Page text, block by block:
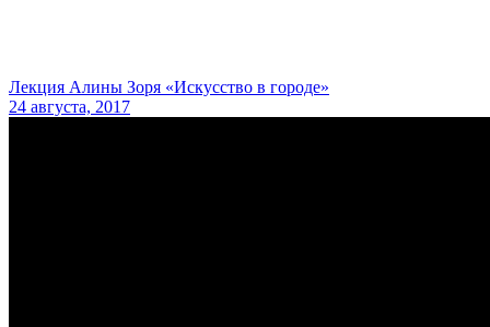
Лекция Алины Зоря «Искусство в городе»
24 августа, 2017